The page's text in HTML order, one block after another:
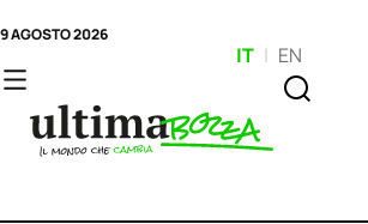
9 AGOSTO 2026
IT | EN